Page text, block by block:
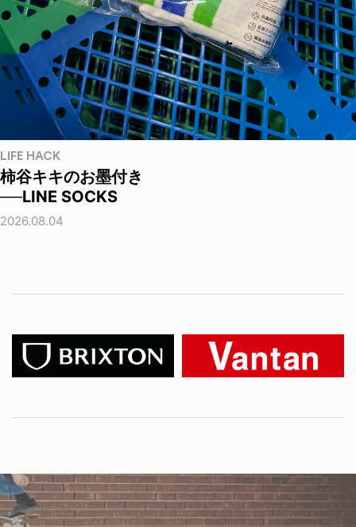
LIFE HACK
柿谷キキのお墨付き
──LINE SOCKS
2026.08.04